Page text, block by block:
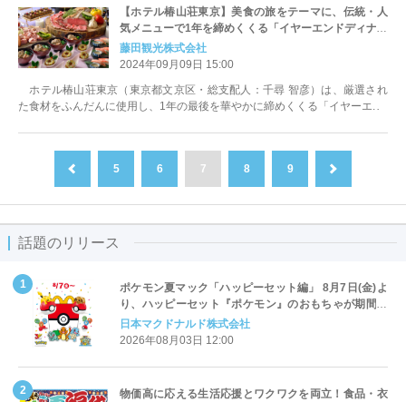
【ホテル椿山荘東京】美食の旅をテーマに、伝統・人
気メニューで1年を締めくくる「イヤーエンドディナー
ビュッフェ ～森のオーロラと東京雲海～」11月20日よ
りスタート
藤田観光株式会社
2024年09月09日 15:00
ホテル椿山荘東京（東京都文京区・総支配人：千尋 智彦）は、厳選され
た食材をふんだんに使用し、1年の最後を華やかに締めくくる「イヤーエ...
5 6 7 8 9
話題のリリース
ポケモン夏マック「ハッピーセット編」 8月7日(金)よ
り、ハッピーセット『ポケモン』のおもちゃが期間限
定登場
日本マクドナルド株式会社
2026年08月03日 12:00
物価高に応える生活応援とワクワクを両立！食品・衣